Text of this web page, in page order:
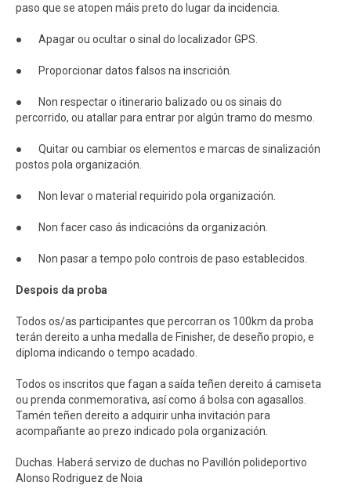
paso que se atopen máis preto do lugar da incidencia.
● Apagar ou ocultar o sinal do localizador GPS.
● Proporcionar datos falsos na inscrición.
● Non respectar o itinerario balizado ou os sinais do
percorrido, ou atallar para entrar por algún tramo do mesmo.
● Quitar ou cambiar os elementos e marcas de sinalización
postos pola organización.
● Non levar o material requirido pola organización.
● Non facer caso ás indicacións da organización.
● Non pasar a tempo polo controis de paso establecidos.
Despois da proba
Todos os/as participantes que percorran os 100km da proba
terán dereito a unha medalla de Finisher, de deseño propio, e
diploma indicando o tempo acadado.
Todos os inscritos que fagan a saída teñen dereito á camiseta
ou prenda conmemorativa, así como á bolsa con agasallos.
Tamén teñen dereito a adquirir unha invitación para
acompañante ao prezo indicado pola organización.
Duchas. Haberá servizo de duchas no Pavillón polideportivo
Alonso Rodriguez de Noia